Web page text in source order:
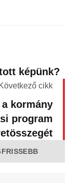
képünk?
Következő cikk
kormány
program